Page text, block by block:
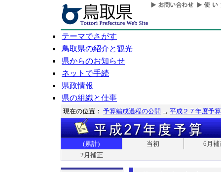
テーマでさがす
鳥取県の紹介と観光
県からのお知らせ
ネットで手続
県政情報
県の組織と仕事
現在の位置： 予算編成過程の公開 平成２７年度予算
(累計) 当初
6月補
2月補正